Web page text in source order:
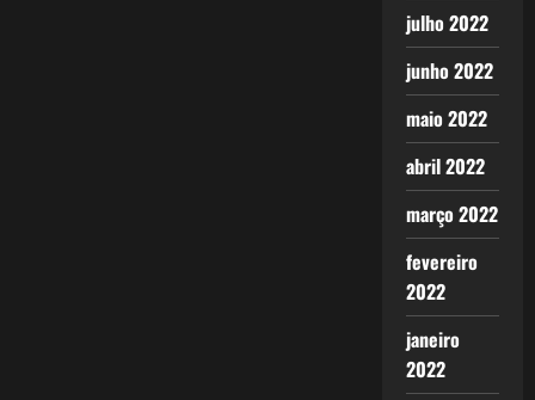
julho 2022
junho 2022
maio 2022
abril 2022
março 2022
fevereiro
2022
janeiro
2022